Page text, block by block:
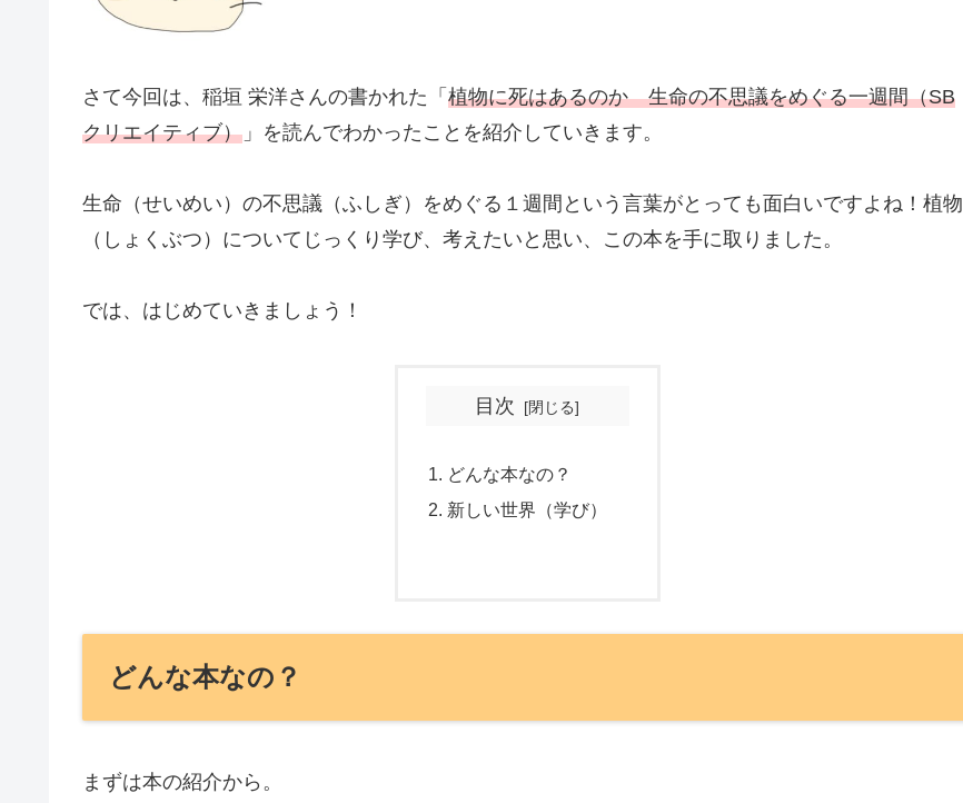
さて今回は、稲垣 栄洋さんの書かれた「 植物に死はあるのか 生命の不思議をめぐる一週間（SB
クリエイティブ） 」を読んでわかったことを紹介していきます。
生命（せいめい）の不思議（ふしぎ）をめぐる１週間という言葉がとっても面白いですよね！植物
（しょくぶつ）についてじっくり学び、考えたいと思い、この本を手に取りました。
では、はじめていきましょう！
目次
どんな本なの？
新しい世界（学び）
どんな本なの？
まずは本の紹介から。